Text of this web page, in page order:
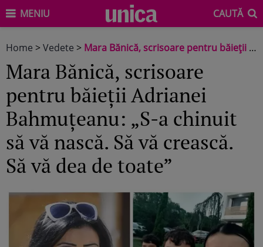
MENIU CAUTĂ
Home >Vedete > Mara Bănică, scrisoare pentru băieții Adrianei Bahmuțeanu: „S-a chinuit să vă nască. Să vă crească. Să vă dea de toate”
Mara Bănică, scrisoare
pentru băieții Adrianei
Bahmuțeanu: „S-a chinuit
să vă nască. Să vă crească.
Să vă dea de toate”